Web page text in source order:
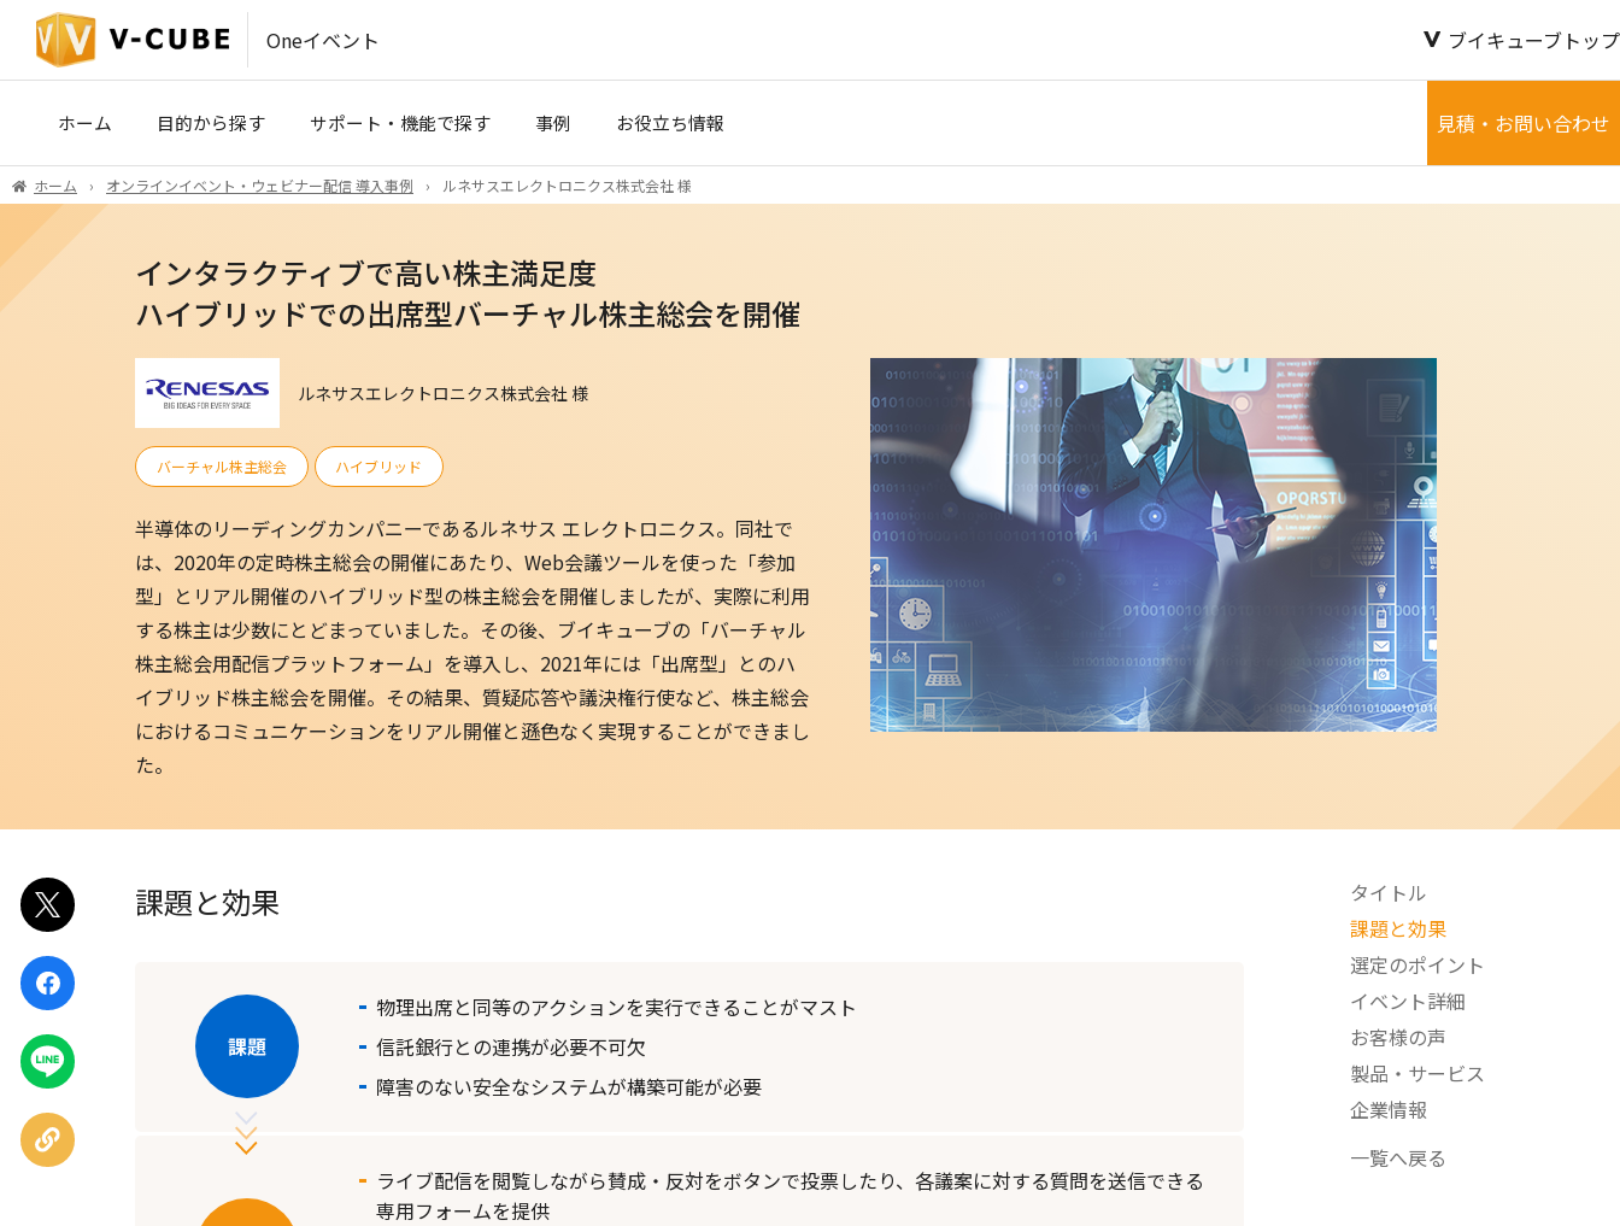
Oneイベント ブイキューブトップ
ホーム 目的から探す
IR・SRコミュニケーション
医療・製薬・学術イベント
サポート・機能で探す
PLATINUM STUDIO（東京）
ROYAL STUDIO（大阪）
VCP
V-CUBE セミナー
EventIn
Zoom ウェビナー
事例 お役立ち情報 見積・お問い合わせ
ホーム オンラインイベント・ウェビナー配信 導入事例 ルネサスエレクトロニクス株式会社 様
インタラクティブで高い株主満足度
ハイブリッドでの出席型バーチャル株主総会を開催
ルネサスエレクトロニクス株式会社 様
バーチャル株主総会 ハイブリッド
半導体のリーディングカンパニーであるルネサス エレクトロニクス。同社で
は、2020年の定時株主総会の開催にあたり、Web会議ツールを使った「参加
型」とリアル開催のハイブリッド型の株主総会を開催しましたが、実際に利用
する株主は少数にとどまっていました。その後、ブイキューブの「バーチャル
株主総会用配信プラットフォーム」を導入し、2021年には「出席型」とのハ
イブリッド株主総会を開催。その結果、質疑応答や議決権行使など、株主総会
におけるコミュニケーションをリアル開催と遜色なく実現することができまし
た。
ポスト
シェア
LINEで
送る
URLを
コピー
課題と効果
物理出席と同等のアクションを実行できることがマスト
信託銀行との連携が必要不可欠
障害のない安全なシステムが構築可能が必要
ライブ配信を閲覧しながら賛成・反対をボタンで投票したり、各議案に対する質問を送信できる
専用フォームを提供
タイトル
課題と効果
選定のポイント
イベント詳細
お客様の声
製品・サービス
企業情報
一覧へ戻る